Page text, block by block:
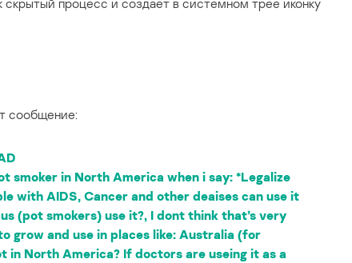
скрытый процесс и создает в системном трее иконку
сообщение:
smoker in North America when i say: *Legalize
with AIDS, Cancer and other deaises can use it
(pot smokers) use it?, I dont think that’s very
grow and use in places like: Australia (for
in North America? If doctors are useing it as a